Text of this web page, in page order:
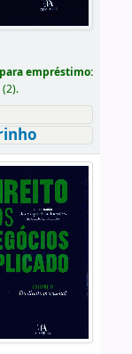
empréstimo:
(2).